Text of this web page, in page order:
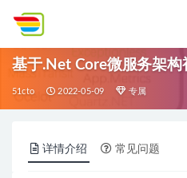
基于.Net Core微服务架构
51cto 2022-05-09 专属
详情介绍 常见问题